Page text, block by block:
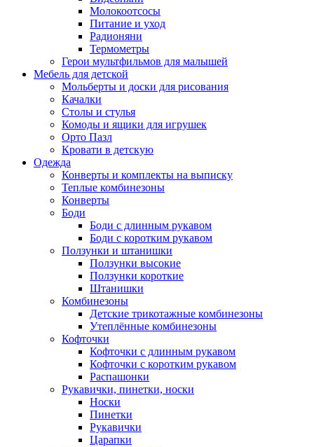
Молокоотсосы
Питание и уход
Радионяни
Термометры
Герои мультфильмов для малышей
Мебель для детской
Мольберты и доски для рисования
Качалки
Столы и стулья
Комоды и ящики для игрушек
Орто Пазл
Кровати в детскую
Одежда
Конверты и комплекты на выписку
Теплые комбинезоны
Конверты
Боди
Боди с длинным рукавом
Боди с коротким рукавом
Ползунки и штанишки
Ползунки высокие
Ползунки короткие
Штанишки
Комбинезоны
Детские трикотажные комбинезоны
Утеплённые комбинезоны
Кофточки
Кофточки с длинным рукавом
Кофточки с коротким рукавом
Распашонки
Рукавички, пинетки, носки
Носки
Пинетки
Рукавички
Царапки